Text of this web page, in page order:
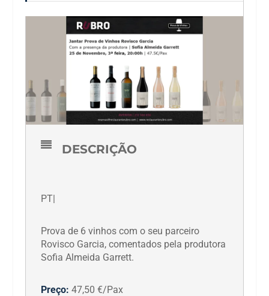
DESCRIÇÃO
PT|
Prova de 6 vinhos com o seu parceiro
Rovisco Garcia, comentados pela produtora
Sofia Almeida Garrett.
Preço: 47,50 €/Pax